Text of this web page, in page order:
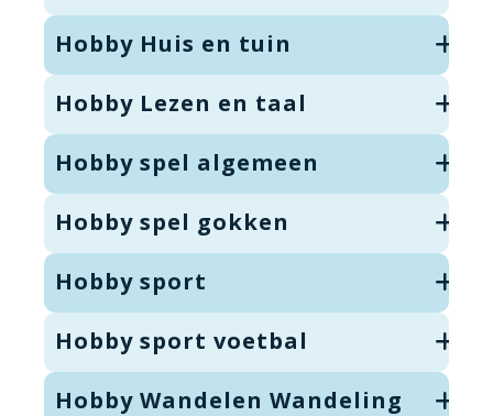
Hobby Huis en tuin
Hobby Lezen en taal
Hobby spel algemeen
Hobby spel gokken
Hobby sport
Hobby sport voetbal
Hobby Wandelen Wandeling